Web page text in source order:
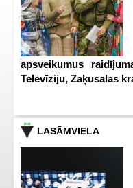
apsveikumus
Televīziju, Zaķusalas
LASĀMVIELA